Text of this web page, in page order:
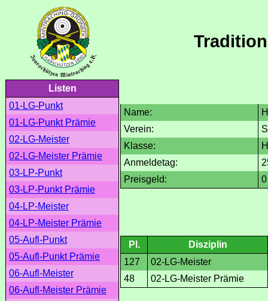
Listen
01-LG-Punkt
01-LG-Punkt Prämie
02-LG-Meister
02-LG-Meister Prämie
03-LP-Punkt
03-LP-Punkt Prämie
04-LP-Meister
04-LP-Meister Prämie
05-Aufl-Punkt
05-Aufl-Punkt Prämie
06-Aufl-Meister
06-Aufl-Meister Prämie
Name:
Verein:
Klasse:
Anmeldetag:
Preisgeld:
Pl.
Disziplin
127
02-LG-Meister
48
02-LG-Meister Prämie